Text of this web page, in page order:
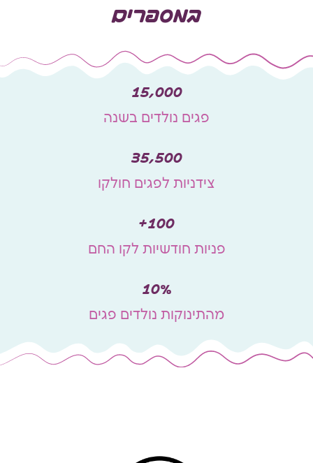
במספרים
פגים נולדים בשנה
15,000
צידניות לפגים חולקו
35,500
פניות חודשיות לקו החם
100
+
מהתינוקות נולדים פגים
%
10